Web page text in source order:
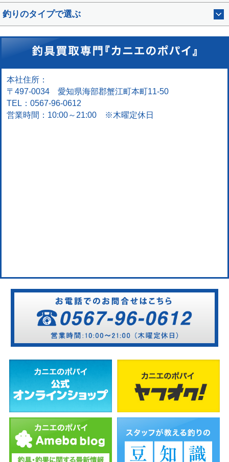
釣りのタイプで選ぶ
本社住所：
〒497-0034 愛知県海部郡蟹江町本町11-50
TEL：0567-96-0612
営業時間：10:00～21:00 ※木曜定休日